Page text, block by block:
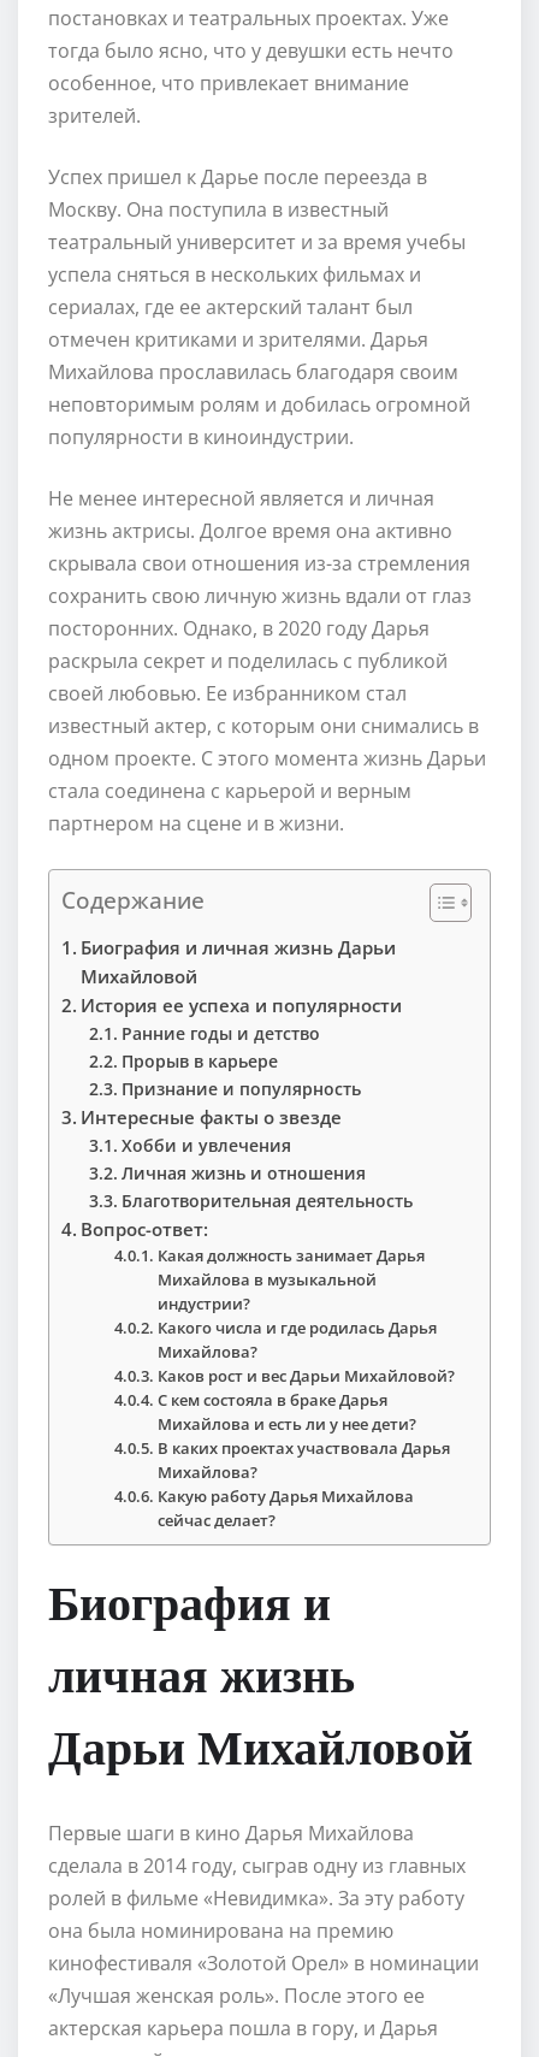
постановках и театральных проектах. Уже
тогда было ясно, что у девушки есть нечто
особенное, что привлекает внимание
зрителей.
Успех пришел к Дарье после переезда в
Москву. Она поступила в известный
театральный университет и за время учебы
успела сняться в нескольких фильмах и
сериалах, где ее актерский талант был
отмечен критиками и зрителями. Дарья
Михайлова прославилась благодаря своим
неповторимым ролям и добилась огромной
популярности в киноиндустрии.
Не менее интересной является и личная
жизнь актрисы. Долгое время она активно
скрывала свои отношения из-за стремления
сохранить свою личную жизнь вдали от глаз
посторонних. Однако, в 2020 году Дарья
раскрыла секрет и поделилась с публикой
своей любовью. Ее избранником стал
известный актер, с которым они снимались в
одном проекте. С этого момента жизнь Дарьи
стала соединена с карьерой и верным
партнером на сцене и в жизни.
Содержание
Биография и личная жизнь Дарьи
Михайловой
История ее успеха и популярности
Ранние годы и детство
Прорыв в карьере
Признание и популярность
Интересные факты о звезде
Хобби и увлечения
Личная жизнь и отношения
Благотворительная деятельность
Вопрос-ответ:
Какая должность занимает Дарья
Михайлова в музыкальной
индустрии?
Какого числа и где родилась Дарья
Михайлова?
Каков рост и вес Дарьи Михайловой?
С кем состояла в браке Дарья
Михайлова и есть ли у нее дети?
В каких проектах участвовала Дарья
Михайлова?
Какую работу Дарья Михайлова
сейчас делает?
Биография и
личная жизнь
Дарьи Михайловой
Первые шаги в кино Дарья Михайлова
сделала в 2014 году, сыграв одну из главных
ролей в фильме «Невидимка». За эту работу
она была номинирована на премию
кинофестиваля «Золотой Орел» в номинации
«Лучшая женская роль». После этого ее
актерская карьера пошла в гору, и Дарья